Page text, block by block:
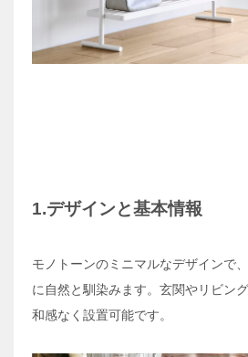
1.デザインと基本情報
モノトーンのミニマルなデザインで
に自然と馴染みます。玄関やリビン
和感なく設置可能です。